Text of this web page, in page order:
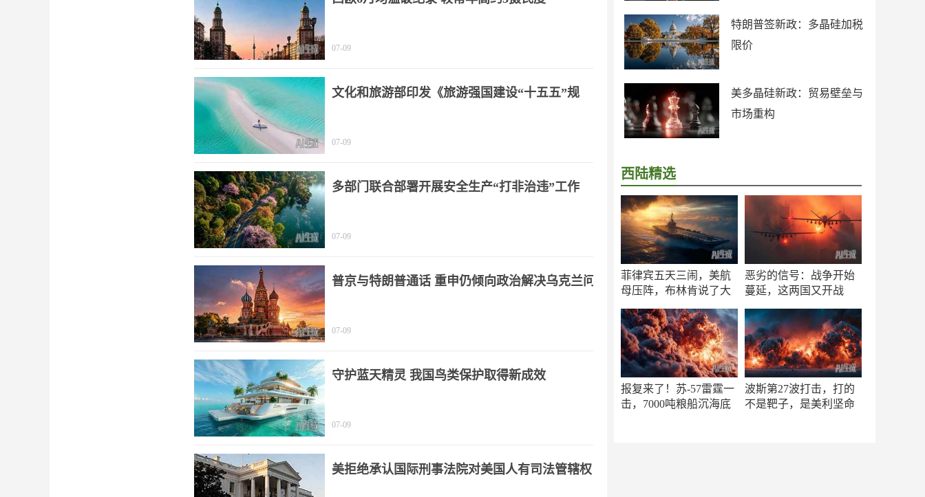
特朗普签新政：多晶硅加税
限价
美多晶硅新政：贸易壁垒与
市场重构
西陆精选
菲律宾五天三闹，美航
母压阵，布林肯说了大
恶劣的信号：战争开始
蔓延，这两国又开战
报复来了！苏-57雷霆一
击，7000吨粮船沉海底
波斯第27波打击，打的
不是靶子，是美利坚命
07-09
文化和旅游部印发《旅游强国建设“十五五”规
07-09
多部门联合部署开展安全生产“打非治违”工作
07-09
普京与特朗普通话 重申仍倾向政治解决乌克兰问
07-09
守护蓝天精灵 我国鸟类保护取得新成效
07-09
美拒绝承认国际刑事法院对美国人有司法管辖权